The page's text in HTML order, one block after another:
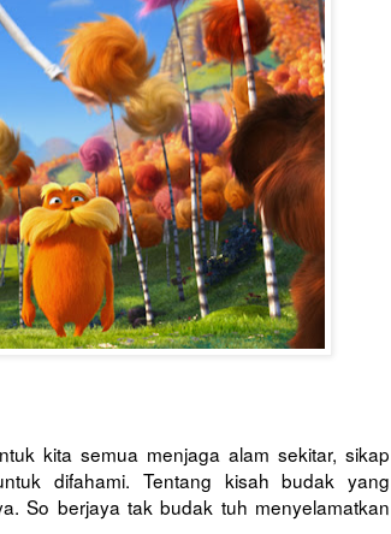
kita semua menjaga alam sekitar, sikap
difahami. Tentang kisah budak yang
So berjaya tak budak tuh menyelamatkan